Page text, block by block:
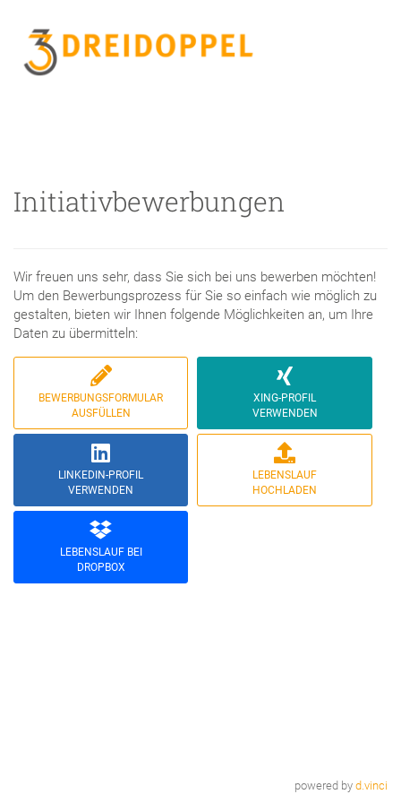
Initiativbewerbungen
Wir freuen uns sehr, dass Sie sich bei uns bewerben möchten!
Um den Bewerbungsprozess für Sie so einfach wie möglich zu
gestalten, bieten wir Ihnen folgende Möglichkeiten an, um Ihre
Daten zu übermitteln:
BEWERBUNGSFORMULAR
AUSFÜLLEN
XING-PROFIL
VERWENDEN
LINKEDIN-PROFIL
VERWENDEN
LEBENSLAUF
HOCHLADEN
LEBENSLAUF BEI
DROPBOX
powered by d.vinci